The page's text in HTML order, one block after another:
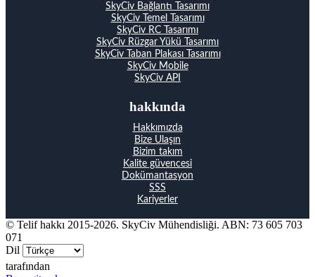
SkyCiv Bağlantı Tasarımı
SkyCiv Temel Tasarımı
SkyCiv RC Tasarımı
SkyCiv Rüzgar Yükü Tasarımı
SkyCiv Taban Plakası Tasarımı
SkyCiv Mobile
SkyCiv API
hakkında
Hakkımızda
Bize Ulaşın
Bizim takım
Kalite güvencesi
Dokümantasyon
SSS
Kariyerler
© Telif hakkı 2015-2026. SkyCiv Mühendisliği. ABN: 73 605 703
071
Dil
tarafından